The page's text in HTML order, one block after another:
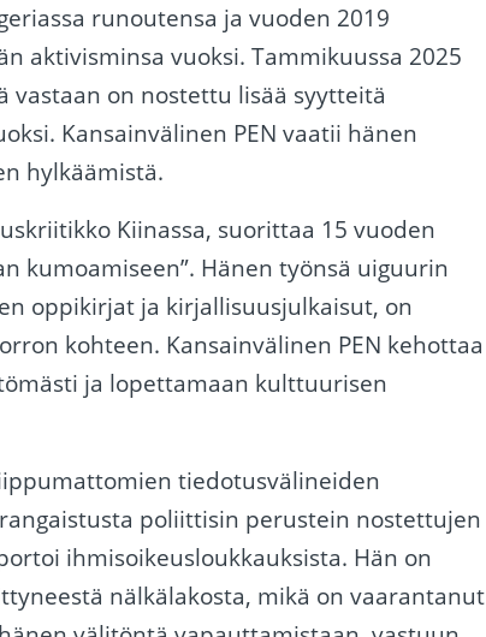
runoutensa ja vuoden 2019
aktivisminsa vuoksi. Tammikuussa 2025
​​on nostettu lisää syytteitä
Kansainvälinen PEN vaatii hänen
hylkäämistä.
Kiinassa, suorittaa 15 vuoden
kumoamiseen”. Hänen työnsä uiguurin
oppikirjat ja kirjallisuusjulkaisut, on
kohteen. Kansainvälinen PEN kehottaa
ja lopettamaan kulttuurisen
tiedotusvälineiden
poliittisin perustein nostettujen
ihmisoikeusloukkauksista. Hän on
nälkälakosta, mikä on vaarantanut